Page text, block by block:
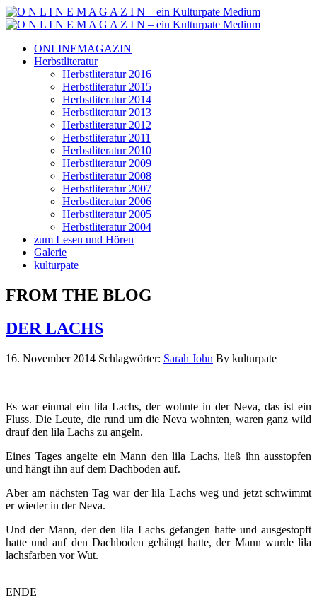
ONLINEMAGAZIN
Herbstliteratur
Herbstliteratur 2016
Herbstliteratur 2015
Herbstliteratur 2014
Herbstliteratur 2013
Herbstliteratur 2012
Herbstliteratur 2011
Herbstliteratur 2010
Herbstliteratur 2009
Herbstliteratur 2008
Herbstliteratur 2007
Herbstliteratur 2006
Herbstliteratur 2005
Herbstliteratur 2004
zum Lesen und Hören
Galerie
kulturpate
FROM THE BLOG
DER LACHS
16. November 2014 Schlagwörter: Sarah John By kulturpate
Es war einmal ein lila Lachs, der wohnte in der Neva, das ist ein
Fluss. Die Leute, die rund um die Neva wohnten, waren ganz wild
drauf den lila Lachs zu angeln.
Eines Tages angelte ein Mann den lila Lachs, ließ ihn ausstopfen
und hängt ihn auf dem Dachboden auf.
Aber am nächsten Tag war der lila Lachs weg und jetzt schwimmt
er wieder in der Neva.
Und der Mann, der den lila Lachs gefangen hatte und ausgestopft
hatte und auf den Dachboden gehängt hatte, der Mann wurde lila
lachsfarben vor Wut.
ENDE